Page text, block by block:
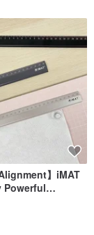
】iMAT
Powerful
Ruler